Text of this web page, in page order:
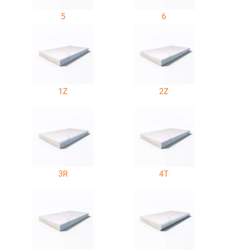
5 6
1Z 2Z
3R 4T